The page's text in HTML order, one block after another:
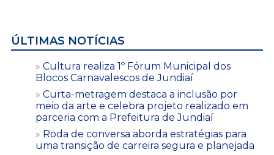
ÚLTIMAS NOTÍCIAS
Cultura realiza 1º Fórum Municipal dos
Blocos Carnavalescos de Jundiaí
Curta-metragem destaca a inclusão por
meio da arte e celebra projeto realizado em
parceria com a Prefeitura de Jundiaí
Roda de conversa aborda estratégias para
uma transição de carreira segura e planejada